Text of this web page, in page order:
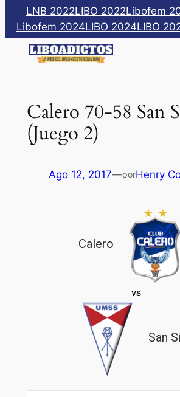
Saltar
contenido
LNB 2022LIBO 2022Libofem
Libofem 2024LIBO 2024LIBO
Calero 70-58 San
(Juego 2)
Ago 12, 2017—porHenry
Calero
vs
San